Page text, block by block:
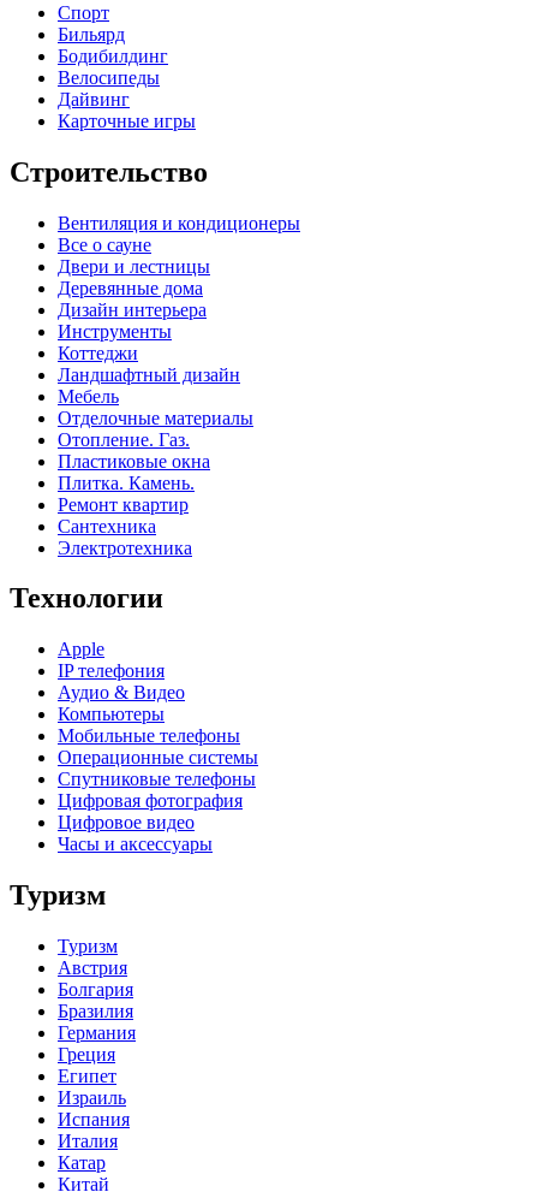
Спорт
Бильярд
Бодибилдинг
Велосипеды
Дайвинг
Карточные игры
Строительство
Вентиляция и кондиционеры
Все о сауне
Двери и лестницы
Деревянные дома
Дизайн интерьера
Инструменты
Коттеджи
Ландшафтный дизайн
Мебель
Отделочные материалы
Отопление. Газ.
Пластиковые окна
Плитка. Камень.
Ремонт квартир
Сантехника
Электротехника
Технологии
Apple
IP телефония
Аудио & Видео
Компьютеры
Мобильные телефоны
Операционные системы
Спутниковые телефоны
Цифровая фотография
Цифровое видео
Часы и аксессуары
Туризм
Туризм
Австрия
Болгария
Бразилия
Германия
Греция
Египет
Израиль
Испания
Италия
Катар
Китай